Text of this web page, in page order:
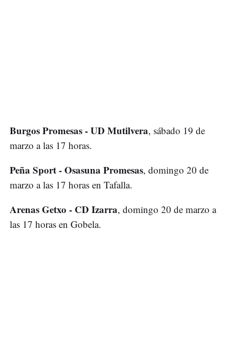
Burgos Promesas - UD Mutilvera, sábado 19 de
marzo a las 17 horas.
Peña Sport - Osasuna Promesas, domingo 20 de
marzo a las 17 horas en Tafalla.
Arenas Getxo - CD Izarra, domingo 20 de marzo a
las 17 horas en Gobela.